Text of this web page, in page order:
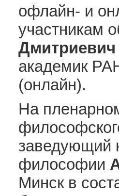
офлайн- и
участникам
академик
(онлайн).
На
заведующий
философии
Минск в